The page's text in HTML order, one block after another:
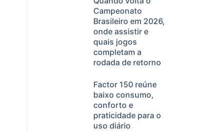
Campeonato
Brasileiro em 2026,
onde assistir e
quais jogos
completam a
rodada de retorno
Factor 150 reúne
baixo consumo,
conforto e
praticidade para o
uso diário